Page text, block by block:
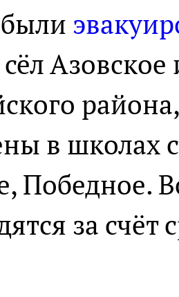
в школах
Победное.
за счёт